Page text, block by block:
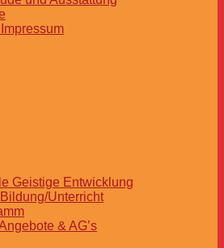
Geistige Entwicklung
Unterricht
& AG’s